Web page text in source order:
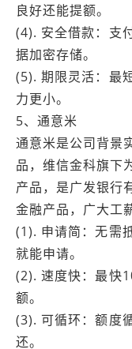
良好还能提额。
(4). 安全借款：支
据加密存储。
(5). 期限灵活：最
力更小。
5、通意米
通意米是公司背景
品，维信金科旗下
产品，是广发银行
金融产品，广大工
(1). 申请简：无需
就能申请。
(2). 速度快：最快
额。
(3). 可循环：额度
还。